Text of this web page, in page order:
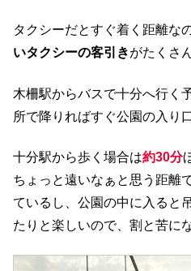
タクシーだとすぐ着く距離な
いタクシーの客引きがたくさ
木柵駅からバスで十分へ行く
所で降りればすぐ公園の入り
十分駅から歩く場合は約30分
ちょっと遠いなぁと思う距離
ているし、公園の中に入ると
たりと楽しいので、割と苦に